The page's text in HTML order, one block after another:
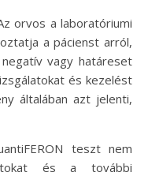
orvos a laboratóriumi
a pácienst arról,
vagy határeset
és kezelést
általában azt jelenti,
teszt nem
és a további